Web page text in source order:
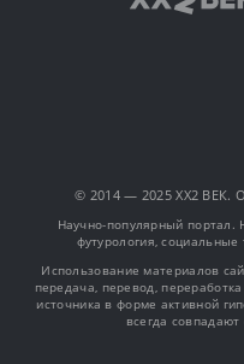
© 2014 — 2025 XX2
Научно-популярный портал.
футурология,
Использование материалов
передача, перевод,
источника в форме активной
всегда